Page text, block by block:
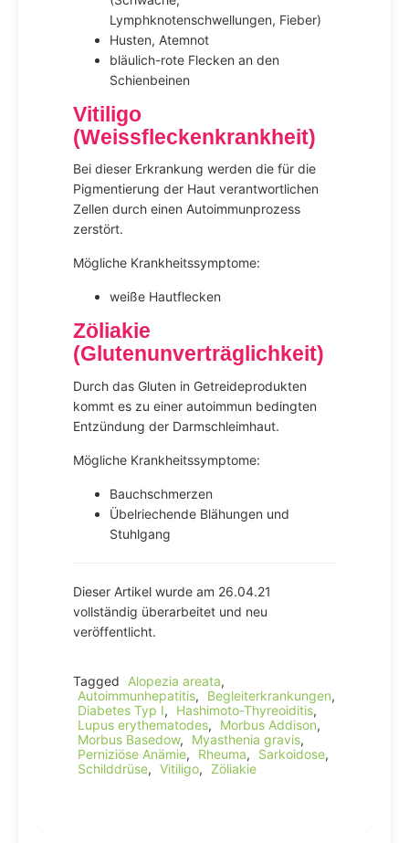
Lymphknotenschwellungen, Fieber)
Husten, Atemnot
bläulich-rote Flecken an den
Schienbeinen
Vitiligo
(Weissfleckenkrankheit)
Bei dieser Erkrankung werden die für die
Pigmentierung der Haut verantwortlichen
Zellen durch einen Autoimmunprozess
zerstört.
Mögliche Krankheitssymptome:
weiße Hautflecken
Zöliakie
(Glutenunverträglichkeit)
Durch das Gluten in Getreideprodukten
kommt es zu einer autoimmun bedingten
Entzündung der Darmschleimhaut.
Mögliche Krankheitssymptome:
Bauchschmerzen
Übelriechende Blähungen und
Stuhlgang
Dieser Artikel wurde am 26.04.21
vollständig überarbeitet und neu
veröffentlicht.
Tagged Alopezia areata,
Autoimmunhepatitis, Begleiterkrankungen,
Diabetes Typ I, Hashimoto-Thyreoiditis,
Lupus erythematodes, Morbus Addison,
Morbus Basedow, Myasthenia gravis,
Perniziöse Anämie, Rheuma, Sarkoidose,
Schilddrüse, Vitiligo, Zöliakie